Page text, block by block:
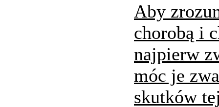
Aby
chorobą i
najpierw
móc je
skutków